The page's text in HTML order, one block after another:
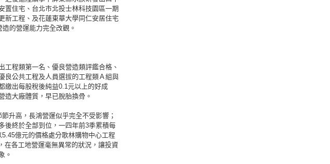
置住宅、台北市北投士林科技園區一期
新工程、及花蓮東華大學同仁安居住宅
的營運能力完全改觀。
程類第一名、優良營造類評鑑合格、
良公共工程及人員選拔的工程類Ａ組與
繳出每股稅後純益0.1元以上的好成
造大廠體質，早已脫胎換骨。
升高，長鴻營運似乎完全不受影響；
後終於全部到位，一四年前3季累積每
億元的價格處分歌林購物中心工程
在各工地營運毫無異常的狀況，讓投資
。